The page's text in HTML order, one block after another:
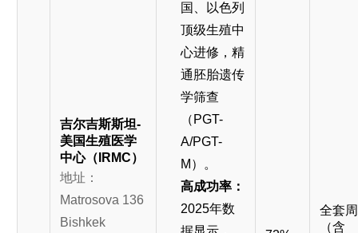
吉尔吉斯斯坦-
美国生殖医学
中心（IRMC）
地址：
Matrosova 136
Bishkek
国、以色列
顶级生殖中
心进修，精
通胚胎遗传
学筛查
（PGT-
A/PGT-
M）。
高成功率：
2025年数
全套
（含